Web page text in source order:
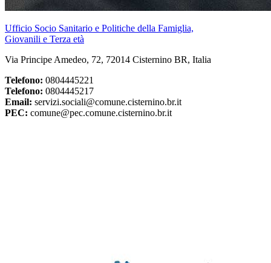
Ufficio Socio Sanitario e Politiche della Famiglia,
Giovanili e Terza età
Via Principe Amedeo, 72, 72014 Cisternino BR, Italia
Telefono: 0804445221
Telefono: 0804445217
Email: servizi.sociali@comune.cisternino.br.it
PEC: comune@pec.comune.cisternino.br.it